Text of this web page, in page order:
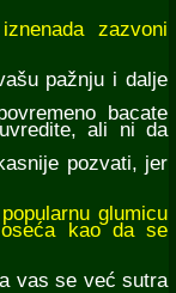
zazvoni
pažnju i dalje
bacate
ali ni da
pozvati, jer
glumicu
kao da se
vas se već sutra